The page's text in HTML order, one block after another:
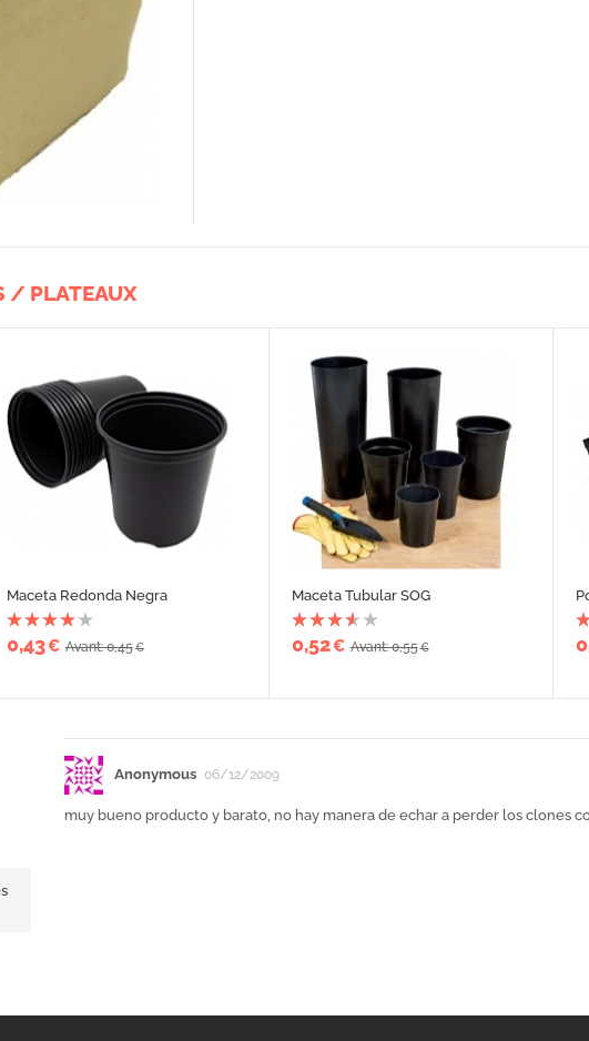
/ PLATEAUX
Maceta Redonda Negra
0,43€ Avant: 0,45€
Maceta Tubular SOG
0,52€ Avant: 0,55€
Anonymous 06/12/2009
muy bueno producto y barato, no hay manera de echar a perder los clones